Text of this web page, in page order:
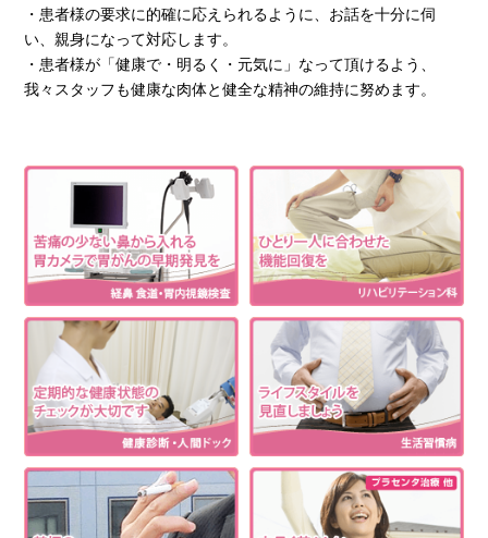
・患者様の要求に的確に応えられるように、お話を十分に伺
い、親身になって対応します。
・患者様が「健康で・明るく・元気に」なって頂けるよう、
我々スタッフも健康な肉体と健全な精神の維持に努めます。